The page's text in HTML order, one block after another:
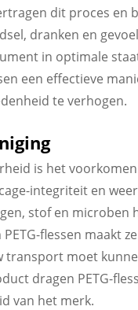
dit proces en
dranken en
in optimale
een effectieve
te verhogen.
is het
integriteit en
stof en microben
flessen maakt
transport moet
dragen PETG-
van het merk.